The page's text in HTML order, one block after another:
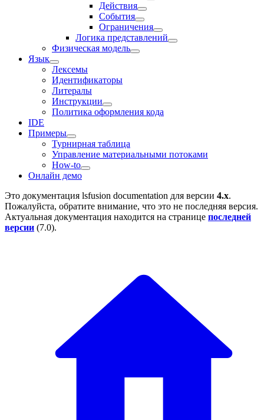
Действия
События
Ограничения
Логика представлений
Физическая модель
Язык
Лексемы
Идентификаторы
Литералы
Инструкции
Политика оформления кода
IDE
Примеры
Турнирная таблица
Управление материальными потоками
How-to
Онлайн демо
Это документация lsfusion documentation для версии 4.x.
Пожалуйста, обратите внимание, что это не последняя версия.
Актуальная документация находится на странице последней
версии (7.0).